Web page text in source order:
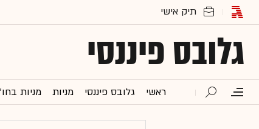
גלובס פיננסי
ראשי גלובס פיננסי מניות מניות